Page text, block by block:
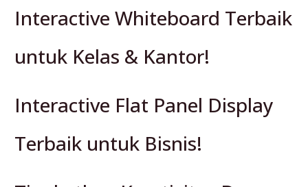
Interactive Whiteboard Terbaik
untuk Kelas & Kantor!
Interactive Flat Panel Display
Terbaik untuk Bisnis!